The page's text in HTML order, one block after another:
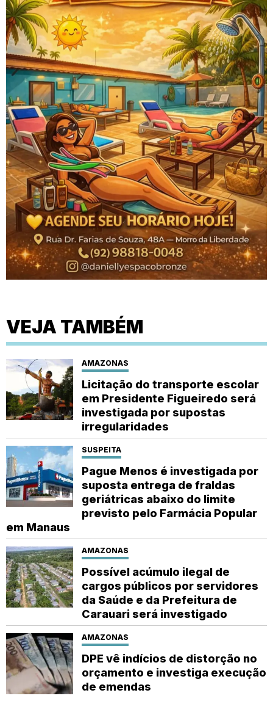
VEJA TAMBÉM
AMAZONAS
Licitação do transporte escolar
em Presidente Figueiredo será
investigada por supostas
irregularidades
SUSPEITA
Pague Menos é investigada por
suposta entrega de fraldas
geriátricas abaixo do limite
previsto pelo Farmácia Popular
em Manaus
AMAZONAS
Possível acúmulo ilegal de
cargos públicos por servidores
da Saúde e da Prefeitura de
Carauari será investigado
AMAZONAS
DPE vê indícios de distorção no
orçamento e investiga execução
de emendas